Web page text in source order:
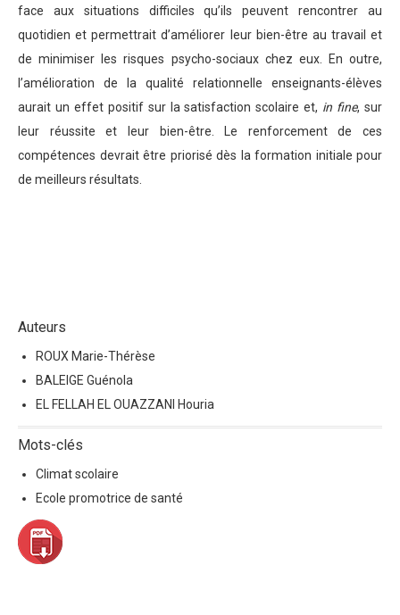
face aux situations difficiles qu’ils peuvent rencontrer au
quotidien et permettrait d’améliorer leur bien-être au travail et
de minimiser les risques psycho-sociaux chez eux. En outre,
l’amélioration de la qualité relationnelle enseignants-élèves
aurait un effet positif sur la satisfaction scolaire et, in fine, sur
leur réussite et leur bien-être. Le renforcement de ces
compétences devrait être priorisé dès la formation initiale pour
de meilleurs résultats.
Auteurs
ROUX Marie-Thérèse
BALEIGE Guénola
EL FELLAH EL OUAZZANI Houria
Mots-clés
Climat scolaire
Ecole promotrice de santé